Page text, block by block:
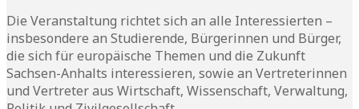
Die Veranstaltung richtet sich an alle Interessierten –
insbesondere an Studierende, Bürgerinnen und Bürger,
die sich für europäische Themen und die Zukunft
Sachsen-Anhalts interessieren, sowie an Vertreterinnen
und Vertreter aus Wirtschaft, Wissenschaft, Verwaltung,